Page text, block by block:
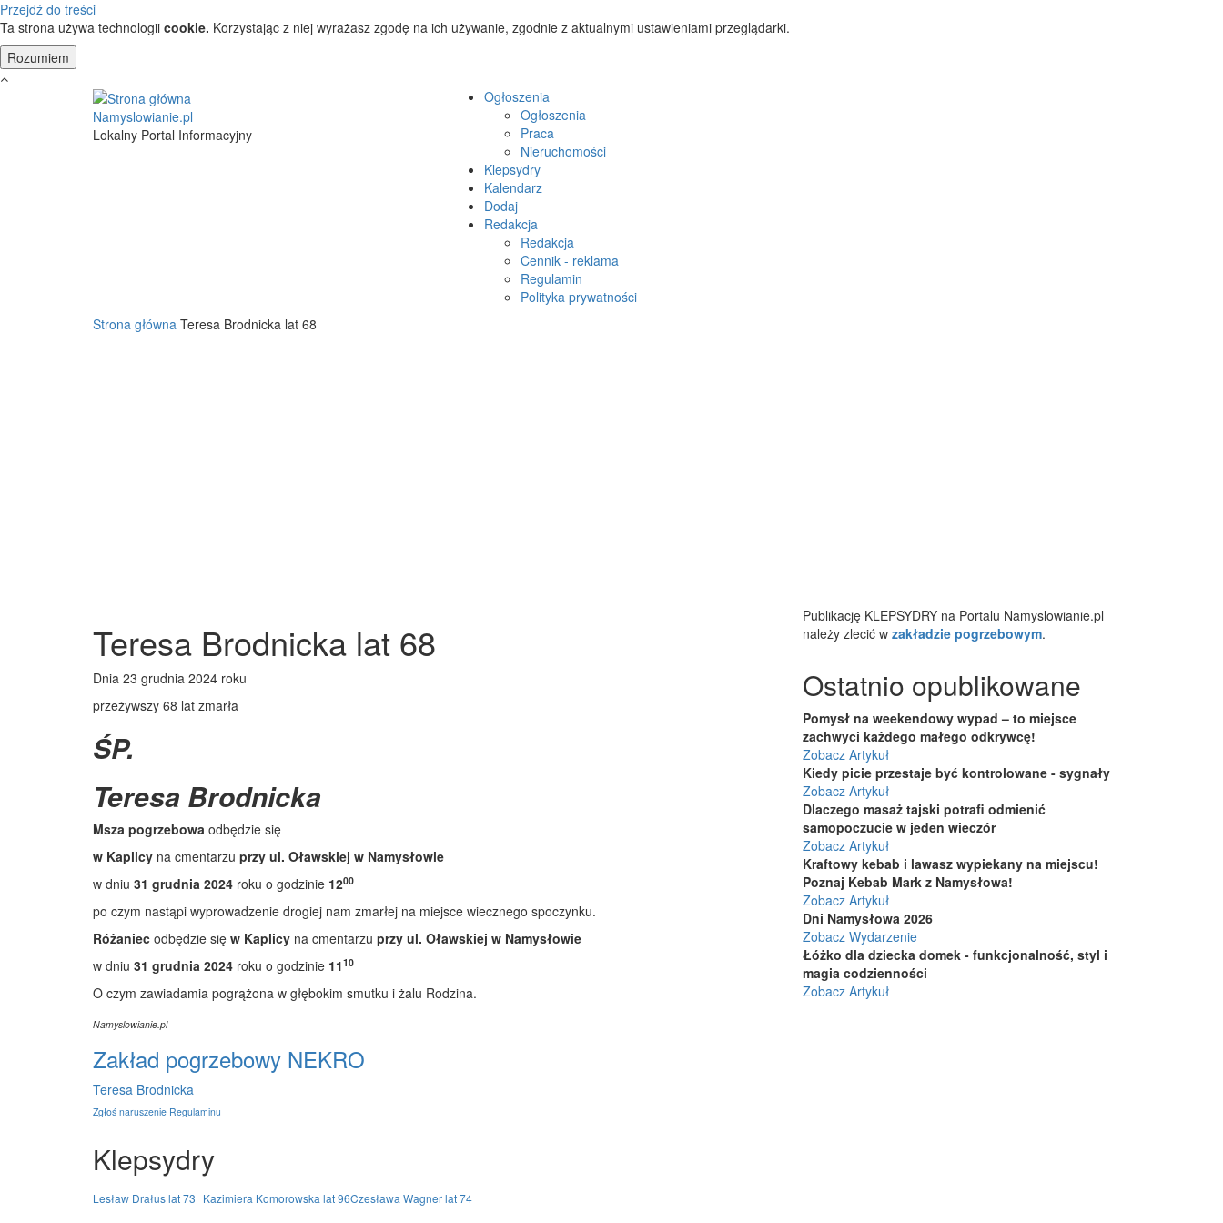
Przejdź do treści
Ta strona używa technologii cookie. Korzystając z niej wyrażasz zgodę na ich używanie, zgodnie z aktualnymi ustawieniami przeglądarki.
Namyslowianie.pl
Lokalny Portal Informacyjny
Ogłoszenia
Ogłoszenia
Praca
Nieruchomości
Klepsydry
Kalendarz
Dodaj
Redakcja
Redakcja
Cennik - reklama
Regulamin
Polityka prywatności
Strona główna Teresa Brodnicka lat 68
Teresa Brodnicka lat 68
Dnia 23 grudnia 2024 roku
przeżywszy 68 lat zmarła
ŚP.
Teresa Brodnicka
Msza pogrzebowa odbędzie się
w Kaplicy na cmentarzu przy ul. Oławskiej w Namysłowie
w dniu 31 grudnia 2024 roku o godzinie 1200
po czym nastąpi wyprowadzenie drogiej nam zmarłej na miejsce wiecznego spoczynku.
Różaniec odbędzie się w Kaplicy na cmentarzu przy ul. Oławskiej w Namysłowie
w dniu 31 grudnia 2024 roku o godzinie 1110
O czym zawiadamia pogrążona w głębokim smutku i żalu Rodzina.
Namyslowianie.pl
Zakład pogrzebowy NEKRO
Teresa Brodnicka
Zgłoś naruszenie Regulaminu
Publikację KLEPSYDRY na Portalu Namyslowianie.pl
należy zlecić w zakładzie pogrzebowym.
Ostatnio opublikowane
Pomysł na weekendowy wypad – to miejsce
zachwyci każdego małego odkrywcę!
Zobacz Artykuł
Kiedy picie przestaje być kontrolowane - sygnały
Zobacz Artykuł
Dlaczego masaż tajski potrafi odmienić
samopoczucie w jeden wieczór
Zobacz Artykuł
Kraftowy kebab i lawasz wypiekany na miejscu!
Poznaj Kebab Mark z Namysłowa!
Zobacz Artykuł
Dni Namysłowa 2026
Zobacz Wydarzenie
Łóżko dla dziecka domek - funkcjonalność, styl i
magia codzienności
Zobacz Artykuł
Klepsydry
Lesław Drałus lat 73 Kazimiera Komorowska lat 96Czesława Wagner lat 74